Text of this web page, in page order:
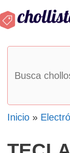
al
Inicio »